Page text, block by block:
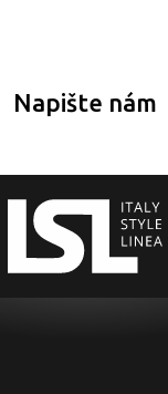
Napište nám